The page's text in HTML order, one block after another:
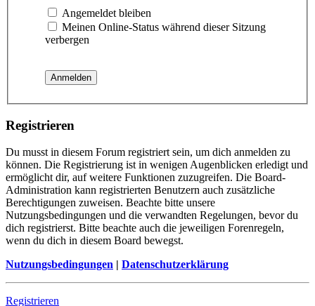
Angemeldet bleiben
Meinen Online-Status während dieser Sitzung
verbergen
Registrieren
Du musst in diesem Forum registriert sein, um dich anmelden zu
können. Die Registrierung ist in wenigen Augenblicken erledigt und
ermöglicht dir, auf weitere Funktionen zuzugreifen. Die Board-
Administration kann registrierten Benutzern auch zusätzliche
Berechtigungen zuweisen. Beachte bitte unsere
Nutzungsbedingungen und die verwandten Regelungen, bevor du
dich registrierst. Bitte beachte auch die jeweiligen Forenregeln,
wenn du dich in diesem Board bewegst.
Nutzungsbedingungen | Datenschutzerklärung
Registrieren